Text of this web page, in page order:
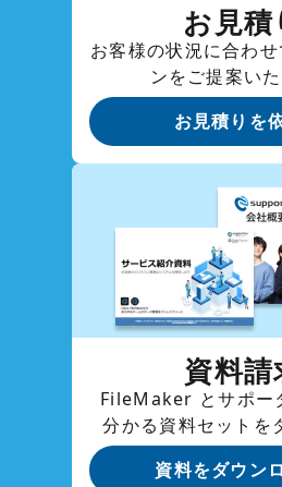
お見積
お客様の状況に合わせ
ンをご提案い
お見積りを
資料請
FileMaker とサポー
分かる資料セットを
資料をダウン